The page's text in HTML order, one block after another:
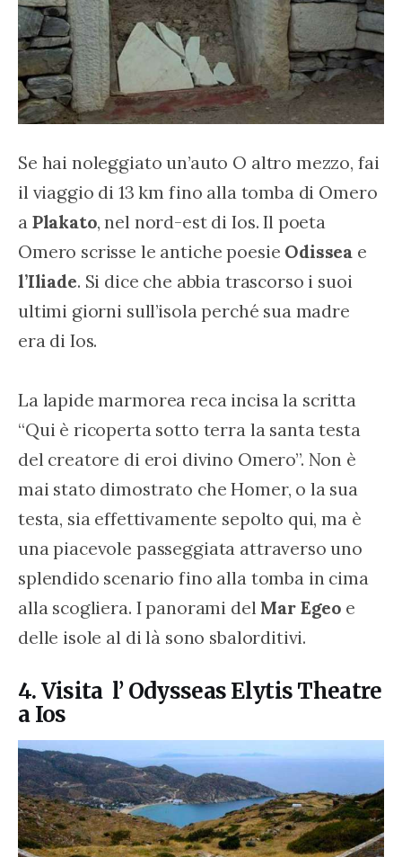
Se hai noleggiato un’auto O altro mezzo, fai
il viaggio di 13 km fino alla tomba di Omero
a Plakato, nel nord-est di Ios. Il poeta
Omero scrisse le antiche poesie Odissea e
l’Iliade. Si dice che abbia trascorso i suoi
ultimi giorni sull’isola perché sua madre
era di Ios.
La lapide marmorea reca incisa la scritta
“Qui è ricoperta sotto terra la santa testa
del creatore di eroi divino Omero”. Non è
mai stato dimostrato che Homer, o la sua
testa, sia effettivamente sepolto qui, ma è
una piacevole passeggiata attraverso uno
splendido scenario fino alla tomba in cima
alla scogliera. I panorami del Mar Egeo e
delle isole al di là sono sbalorditivi.
4. Visita l’ Odysseas Elytis Theatre
a Ios